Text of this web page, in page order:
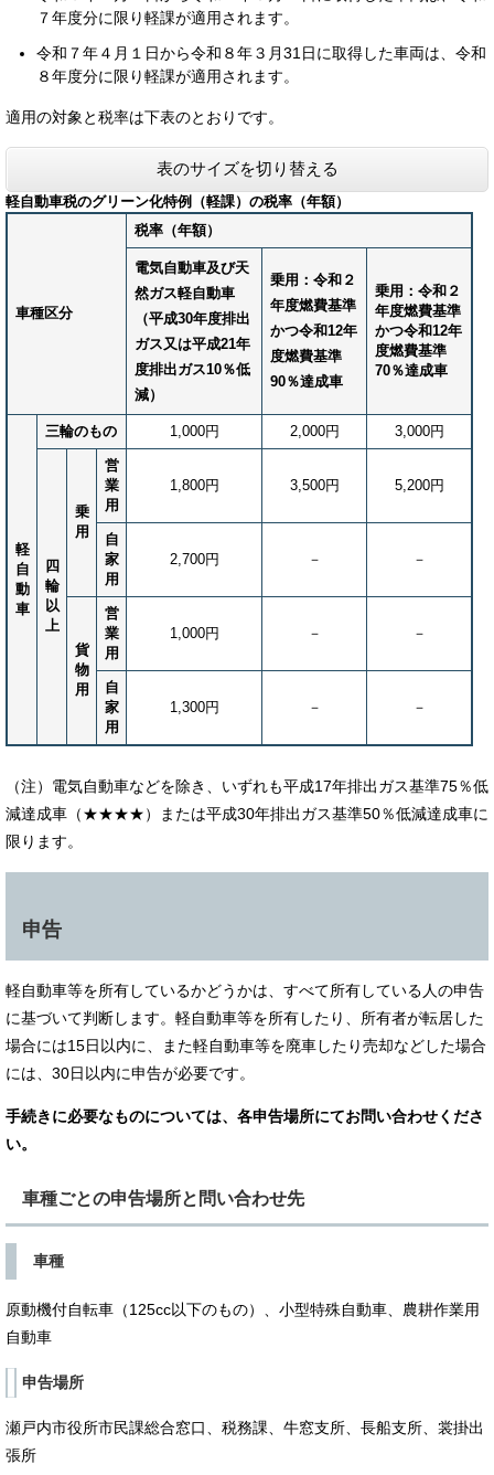
７年度分に限り軽課が適用されます。
令和７年４月１日から令和８年３月31日に取得した車両は、令和
８年度分に限り軽課が適用されます。
適用の対象と税率は下表のとおりです。
表のサイズを切り替える
軽自動車税のグリーン化特例（軽課）の税率（年額）
車種区分
税率（年額）
電気自動車及び天
然ガス軽自動車
（平成30年度排出
ガス又は平成21年
度排出ガス10％低
減）
乗用：令和２
年度燃費基準
かつ令和12年
度燃費基準
90％達成車
乗用：令和２
年度燃費基準
かつ令和12年
度燃費基準
70％達成車
軽
自
動
車
三輪のもの 1,000円 2,000円 3,000円
四
輪
以
上
乗
用
営
業
用
1,800円 3,500円 5,200円
自
家
用
2,700円 ​－ ​－
貨
物
用
営
業
用
1,000円 ​－ ​－
自
家
用
1,300円 ​－ ​－
（注）電気自動車などを除き、いずれも平成17年排出ガス基準75％低
減達成車（★★★★）または平成30年排出ガス基準50％低減達成車に
限ります。
申告
軽自動車等を所有しているかどうかは、すべて所有している人の申告
に基づいて判断します。軽自動車等を所有したり、所有者が転居した
場合には15日以内に、また軽自動車等を廃車したり売却などした場合
には、30日以内に申告が必要です。
手続きに必要なものについては、各申告場所にてお問い合わせくださ
い。
車種ごとの申告場所と問い合わせ先
車種
原動機付自転車（125cc以下のもの）、小型特殊自動車、農耕作業用
自動車
申告場所
瀬戸内市役所市民課総合窓口、税務課、牛窓支所、長船支所、裳掛出
張所